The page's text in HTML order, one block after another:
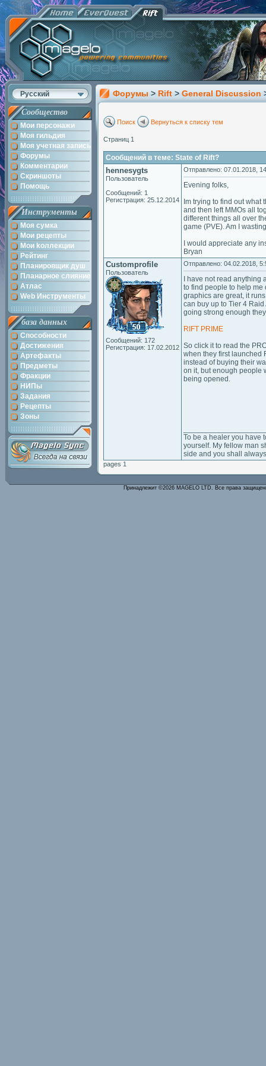
Русский
Сообщество
Мои персонажи
Моя гильдия
Моя учетная запись
Форумы
Комментарии
Скриншоты
Помощь
Инструменты
Моя сумка
Мои рецепты
Мои kоллекции
Рейтинг
Планировщик душ
Планарное слияние
Атлас
Web Инструменты
база данных
Способности
Достижения
Артефакты
Предметы
Фракции
НИПы
Задания
Рецепты
Зоны
Форумы > Rift > General Discussion
Поиск Вернуться к списку тем
Страниц 1
Сообщений в теме: State of Rift?
hennesygts
Пользователь
Сообщений: 1
Регистрация: 25.12.2014
Отправлено: 07.01.2018,
Evening folks,
Im trying to find out what
and then left MMOs all
different things all over
game (PVE). Am I
I would appreciate any
Bryan
Customprofile
Пользователь
Сообщений: 172
Регистрация: 17.02.2012
Отправлено: 04.02.2018,
I have not read
to find people to help me
graphics are great, it
can buy up to Tier 4 Raid
going strong enough
RIFT PRIME
So click it to read the
when they first launched
instead of buying their
on it, but enough people
being opened.
To be a healer you have
yourself. My fellow man
side and you shall
pages 1
Принадлежит ©2026 MAGELO LTD. Все права